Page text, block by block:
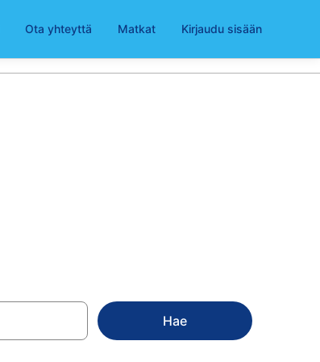
Ota yhteyttä Matkat Kirjaudu sisään
Hae